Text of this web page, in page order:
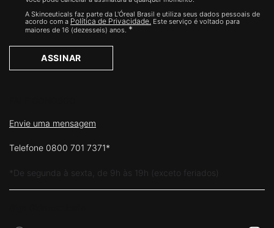
A Skinceuticals faz parte da L'Óreal Brasil e utiliza seus dados pessoais de
acordo com a Política de Privacidade. Este serviço é voltado para
maiores de 16 (dezesseis) anos. *
ASSINAR
Envie uma mensagem
Telefone 0800 701 7371*
*De segunda à sexta, de 9h às 19h (exceto feriados)